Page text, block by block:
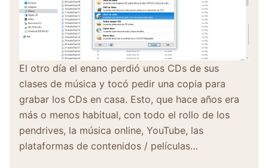
El otro día el enano perdió unos CDs de sus
clases de música y tocó pedir una copia para
grabar los CDs en casa. Esto, que hace años era
más o menos habitual, con todo el rollo de los
pendrives, la música online, YouTube, las
plataformas de contenidos / películas…